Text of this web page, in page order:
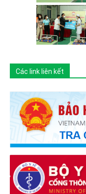
Các link liên kết